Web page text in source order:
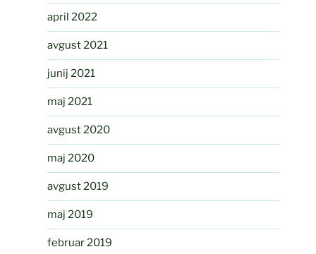
april 2022
avgust 2021
junij 2021
maj 2021
avgust 2020
maj 2020
avgust 2019
maj 2019
februar 2019